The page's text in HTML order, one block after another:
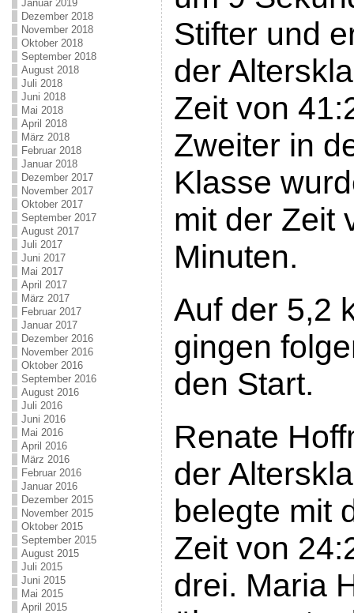
Januar 2019
Dezember 2018
November 2018
Oktober 2018
September 2018
August 2018
Juli 2018
Juni 2018
Mai 2018
April 2018
März 2018
Februar 2018
Januar 2018
Dezember 2017
November 2017
Oktober 2017
September 2017
August 2017
Juli 2017
Juni 2017
Mai 2017
April 2017
März 2017
Februar 2017
Januar 2017
Dezember 2016
November 2016
Oktober 2016
September 2016
August 2016
Juli 2016
Juni 2016
Mai 2016
April 2016
März 2016
Februar 2016
Januar 2016
Dezember 2015
November 2015
Oktober 2015
September 2015
August 2015
Juli 2015
Juni 2015
Mai 2015
April 2015
Stifter und
der
Zeit von
Zweiter in
Klasse
mit der Zeit
Minuten.
Auf der 5,2
gingen
den Start.
Renate
der
belegte mit
Zeit von
drei. Maria